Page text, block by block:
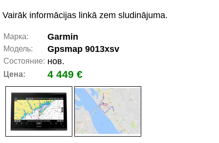
Vairāk informācijas linkā zem sludinājuma.
Марка: Garmin
Модель: Gpsmap 9013xsv
Состояние: нов.
Цена: 4 449 €